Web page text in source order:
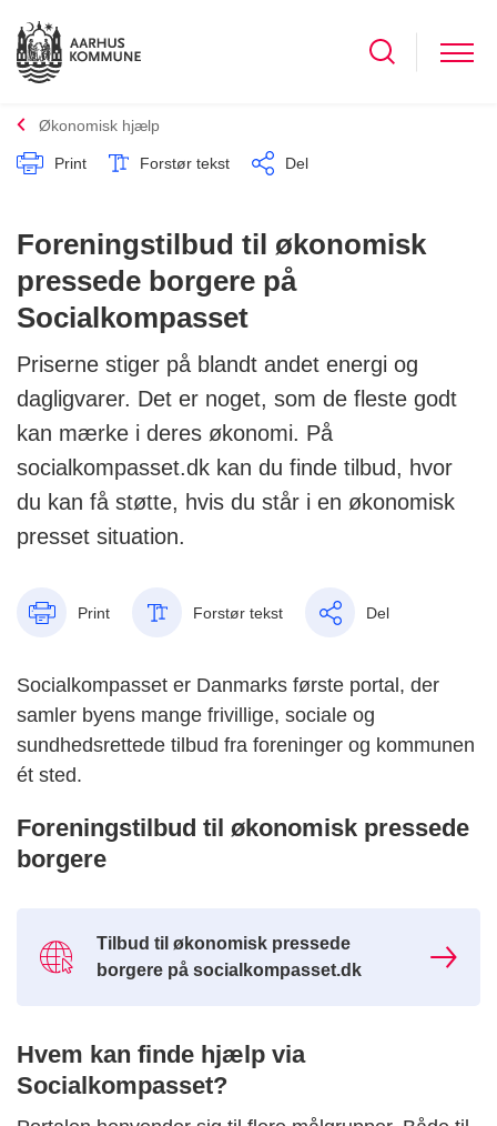
Økonomisk hjælp
Print Forstør tekst Del
Foreningstilbud til økonomisk
pressede borgere på
Socialkompasset
Priserne stiger på blandt andet energi og
dagligvarer. Det er noget, som de fleste godt
kan mærke i deres økonomi. På
socialkompasset.dk kan du finde tilbud, hvor
du kan få støtte, hvis du står i en økonomisk
presset situation.
Print Forstør tekst Del
Socialkompasset er Danmarks første portal, der
samler byens mange frivillige, sociale og
sundhedsrettede tilbud fra foreninger og kommunen
ét sted.
Foreningstilbud til økonomisk pressede
borgere
Tilbud til økonomisk pressede
borgere på socialkompasset.dk
Hvem kan finde hjælp via
Socialkompasset?